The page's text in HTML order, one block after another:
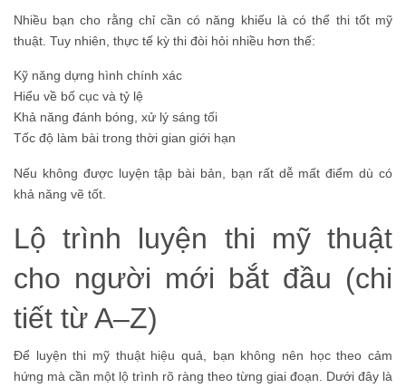
Nhiều bạn cho rằng chỉ cần có năng khiếu là có thể thi tốt mỹ
thuật. Tuy nhiên, thực tế kỳ thi đòi hỏi nhiều hơn thế:
Kỹ năng dựng hình chính xác
Hiểu về bố cục và tỷ lệ
Khả năng đánh bóng, xử lý sáng tối
Tốc độ làm bài trong thời gian giới hạn
Nếu không được luyện tập bài bản, bạn rất dễ mất điểm dù có
khả năng vẽ tốt.
Lộ trình luyện thi mỹ thuật
cho người mới bắt đầu (chi
tiết từ A–Z)
Để luyện thi mỹ thuật hiệu quả, bạn không nên học theo cảm
hứng mà cần một lộ trình rõ ràng theo từng giai đoạn. Dưới đây là